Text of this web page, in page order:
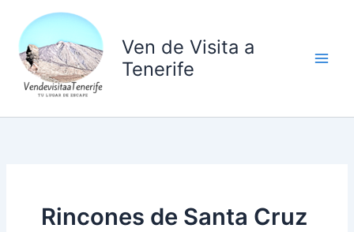
contenido
Ven de Visita a
Tenerife
Rincones de Santa Cruz